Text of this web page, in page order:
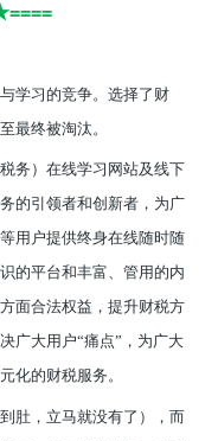
学习的竞争。选择了财
最终被淘汰。
务）在线学习网站及线下
的引领者和创新者，为广
用户提供终身在线随时随
的平台和丰富、管用的内
面合法权益，提升财税方
广大用户“痛点”，为广大
化的财税服务。
肚，立马就没有了），而